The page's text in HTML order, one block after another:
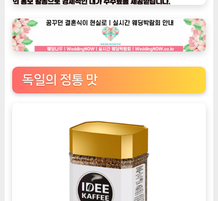
나
우
ㅣ
인
기
상
품]
독일의 정통 맛